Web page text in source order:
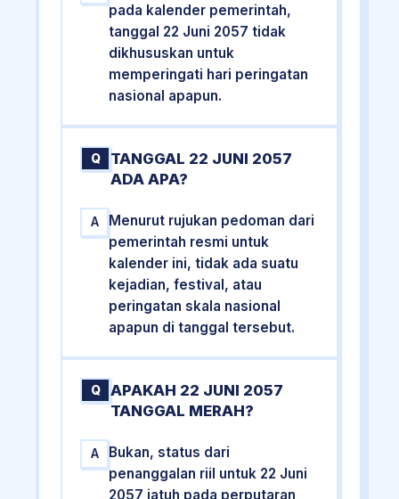
pada kalender pemerintah,
tanggal 22 Juni 2057 tidak
dikhususkan untuk
memperingati hari peringatan
nasional apapun.
Q
TANGGAL 22 JUNI 2057
ADA APA?
A
Menurut rujukan pedoman dari
pemerintah resmi untuk
kalender ini, tidak ada suatu
kejadian, festival, atau
peringatan skala nasional
apapun di tanggal tersebut.
Q
APAKAH 22 JUNI 2057
TANGGAL MERAH?
A
Bukan, status dari
penanggalan riil untuk 22 Juni
2057 jatuh pada perputaran